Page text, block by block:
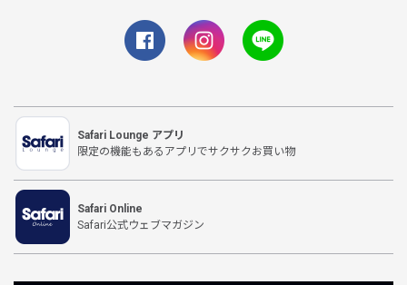
Safari Lounge アプリ
限定の機能もあるアプリでサクサクお買い物
Safari Online
Safari公式ウェブマガジン